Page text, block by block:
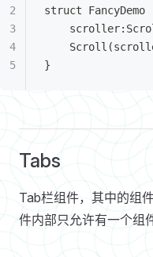
struct FancyDemo
}
Tabs
Tab栏组件，其中的组
件内部只允许有一个组